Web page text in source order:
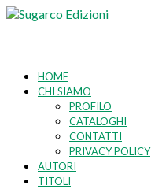
HOME
CHI SIAMO
PROFILO
CATALOGHI
CONTATTI
PRIVACY POLICY
AUTORI
TITOLI